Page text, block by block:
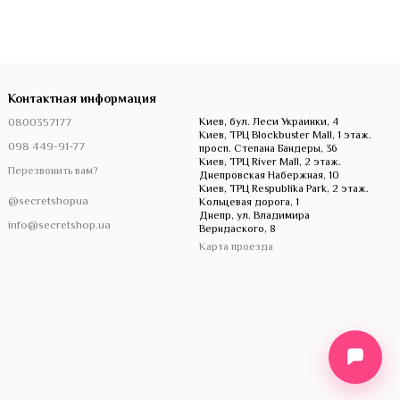
Контактная информация
0800357177
098 449-91-77
Перезвонить вам?
@secretshopua
info@secretshop.ua
Киев, бул. Леси Украинки, 4
Киев, ТРЦ Blockbuster Mall, 1 этаж.
просп. Степана Бандеры, 36
Киев, ТРЦ River Mall, 2 этаж.
Днепровская Набержная, 10
Киев, ТРЦ Respublika Park, 2 этаж.
Кольцевая дорога, 1
Днепр, ул. Владимира
Верндаского, 8
Карта проезда